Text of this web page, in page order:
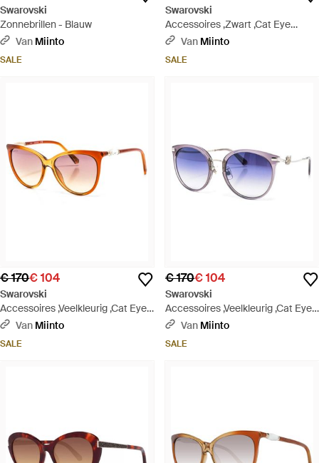
Swarovski
Zonnebrillen - Blauw
Van Miinto
SALE
Swarovski
Accessoires ,Zwart ,Cat Eye
Acetaat Zonnebril - Blauw
Van Miinto
SALE
€ 170€ 104
Swarovski
Accessoires ,Veelkleurig ,Cat Eye
Acetaat Zonnebril - Bruin
Van Miinto
SALE
€ 170€ 104
Swarovski
Accessoires ,Veelkleurig ,Cat Eye
Acetaat Zonnebril - Blauw
Van Miinto
SALE